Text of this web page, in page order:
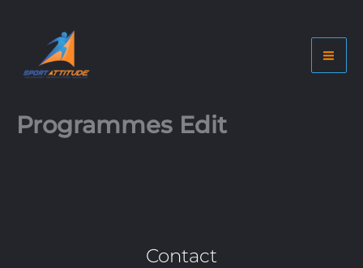
contenu
Programmes Edit
Contact